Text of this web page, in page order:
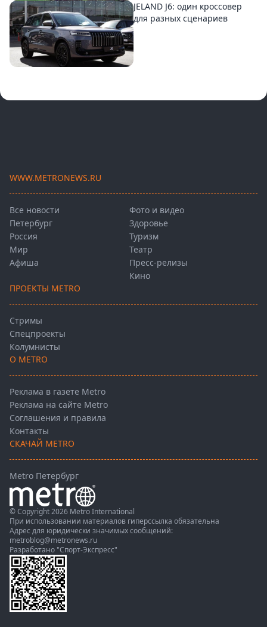
JELAND J6: один кроссовер
для разных сценариев
WWW.METRONEWS.RU
Все новости
Петербург
Россия
Мир
Афиша
Фото и видео
Здоровье
Туризм
Театр
Пресс-релизы
Кино
ПРОЕКТЫ METRO
Стримы
Спецпроекты
Колумнисты
О METRO
Реклама в газете Metro
Реклама на сайте Metro
Соглашения и правила
Контакты
СКАЧАЙ METRO
Metro Петербург
© Copyright 2026 Metro International
При использовании материалов гиперссылка обязательна
Адрес для юридически значимых сообщений:
metroblog@metronews.ru
Разработано "Спорт-Экспресс"